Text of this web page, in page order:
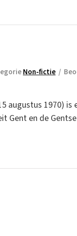
Non-fictie /
augustus 1970)
Gent en de